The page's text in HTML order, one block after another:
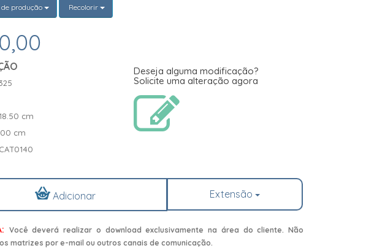
de produção Recolorir
18.50 cm
cm
CAT0140
Deseja alguma modificação?
Solicite uma alteração agora
Adicionar Extensão
Você deverá realizar o download exclusivamente na área do cliente. Não
matrizes por e-mail ou outros canais de comunicação.